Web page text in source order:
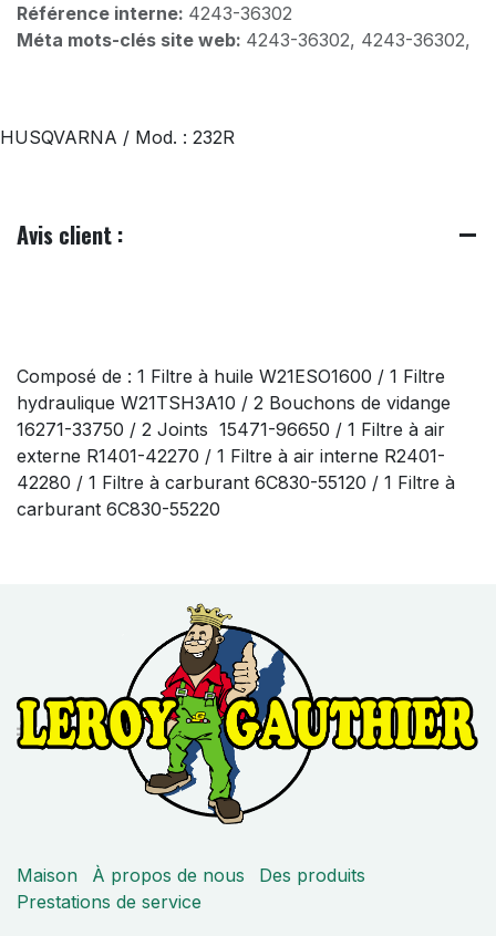
Référence interne: 4243-36302
Méta mots-clés site web: 4243-36302, 4243-36302,
HUSQVARNA / Mod. : 232R
Avis client :
Composé de : 1 Filtre à huile W21ESO1600 / 1 Filtre
hydraulique W21TSH3A10 / 2 Bouchons de vidange
16271-33750 / 2 Joints 15471-96650 / 1 Filtre à air
externe R1401-42270 / 1 Filtre à air interne R2401-
42280 / 1 Filtre à carburant 6C830-55120 / 1 Filtre à
carburant 6C830-55220
Maison À propos de nous
Des produits
Prestations de service